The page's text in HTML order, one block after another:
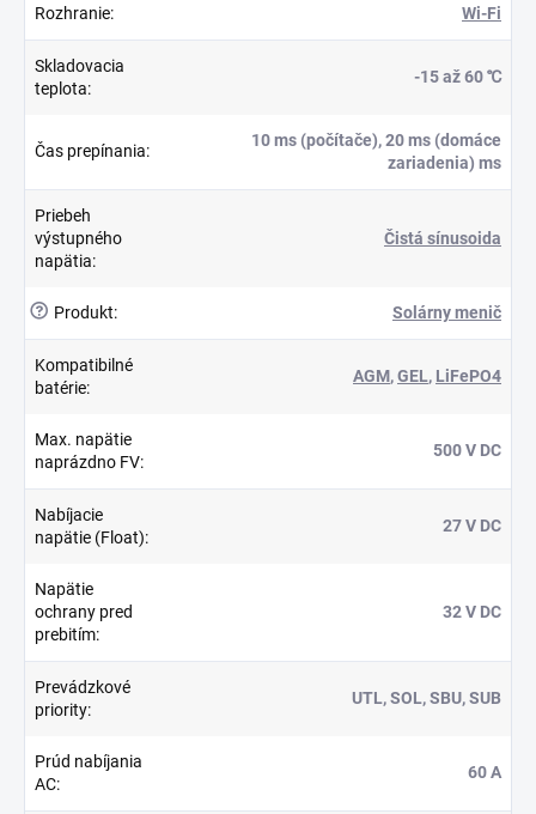
Rozhranie: Wi-Fi
Skladovacia
teplota:
-15 až 60 ℃
Čas prepínania:
10 ms (počítače), 20 ms (domáce
zariadenia) ms
Priebeh
výstupného
napätia:
Čistá sínusoida
? Produkt: Solárny menič
Kompatibilné
batérie:
AGM,GEL, LiFePO4
Max. napätie
naprázdno FV:
500 V DC
Nabíjacie
napätie (Float):
27 V DC
Napätie
ochrany pred
prebitím:
32 V DC
Prevádzkové
priority:
UTL, SOL, SBU, SUB
Prúd nabíjania
AC:
60 A